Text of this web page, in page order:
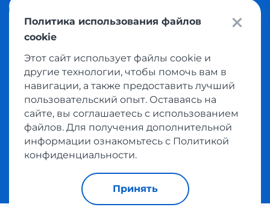
© 2026 Meest Shopping доставка покупок с интернет
магазинов мира в Казахстан. Все права защищены
Политика конфиденциальности
Публичная оферта
Условия пользования сервисом выкупа товаров
Политика использования файлов
cookie
Этот сайт использует файлы cookie и
другие технологии, чтобы помочь вам в
навигации, а также предоставить лучший
пользовательский опыт. Оставаясь на
сайте, вы соглашаетесь с использованием
файлов. Для получения дополнительной
информации ознакомьтесь с Политикой
конфиденциальности.
Принять